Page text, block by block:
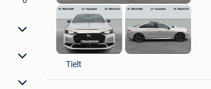
Traxxion Tielt
Tielt